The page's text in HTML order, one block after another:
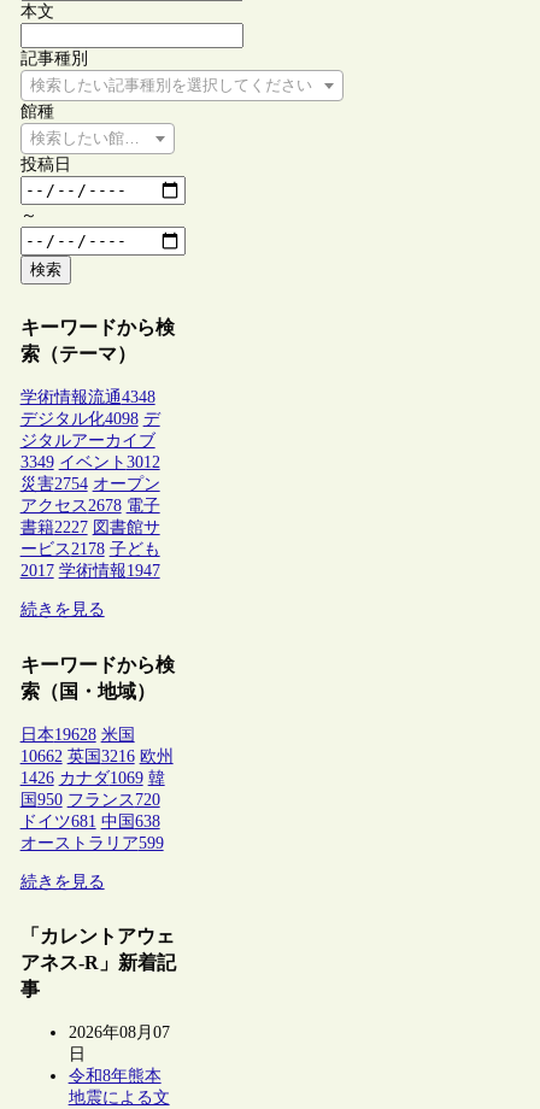
本文
記事種別
検索したい記事種別を選択してください
館種
検索したい館種を選択してください
投稿日
～
検索
キーワードから検
索（テーマ）
学術情報流通4348
デジタル化4098 デ
ジタルアーカイブ
3349 イベント 3012
災害2754 オープン
アクセス2678 電子
書籍2227 図書館サ
ービス2178 子ども
2017 学術情報1947
続きを見る
キーワードから検
索（国・地域）
日本19628 米国
10662 英国 3216 欧州
1426 カナダ1069 韓
国 950 フランス 720
ドイツ681 中国 638
オーストラリア599
続きを見る
「カレントアウェ
アネス-R」新着記
事
2026年08月07
日
令和8年熊本
地震による文